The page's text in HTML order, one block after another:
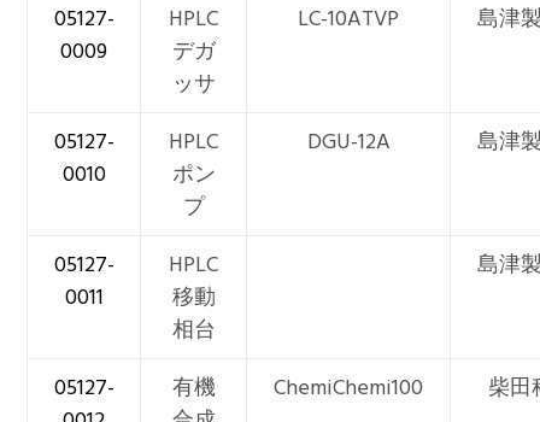
05127-
0009
HPLC
デガ
ッサ
LC-10ATVP 島津
05127-
0010
HPLC
ポン
プ
DGU-12A 島津
05127-
0011
HPLC
移動
相台
島津
05127-
有機
ChemiChemi100 柴田